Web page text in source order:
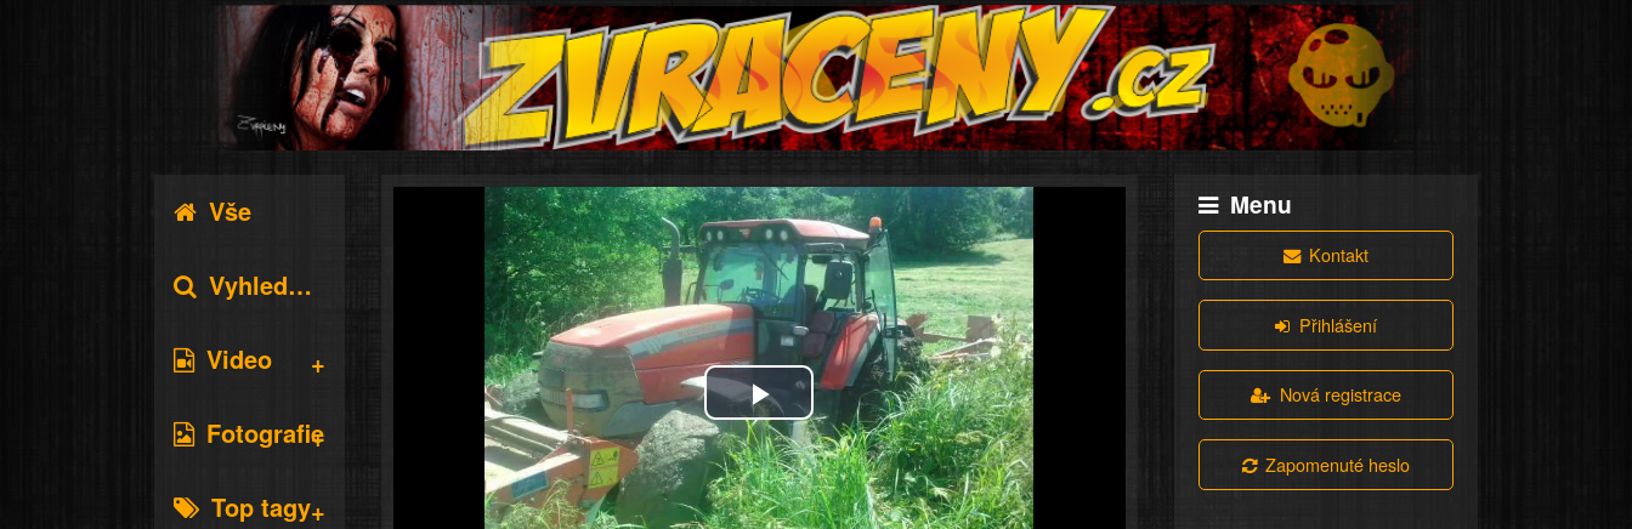
Vše
Vyhledávání
Video
Fotografie
Top tagy
Play
Video
Menu
Kontakt
Přihlášení
Nová registrace
Zapomenuté heslo